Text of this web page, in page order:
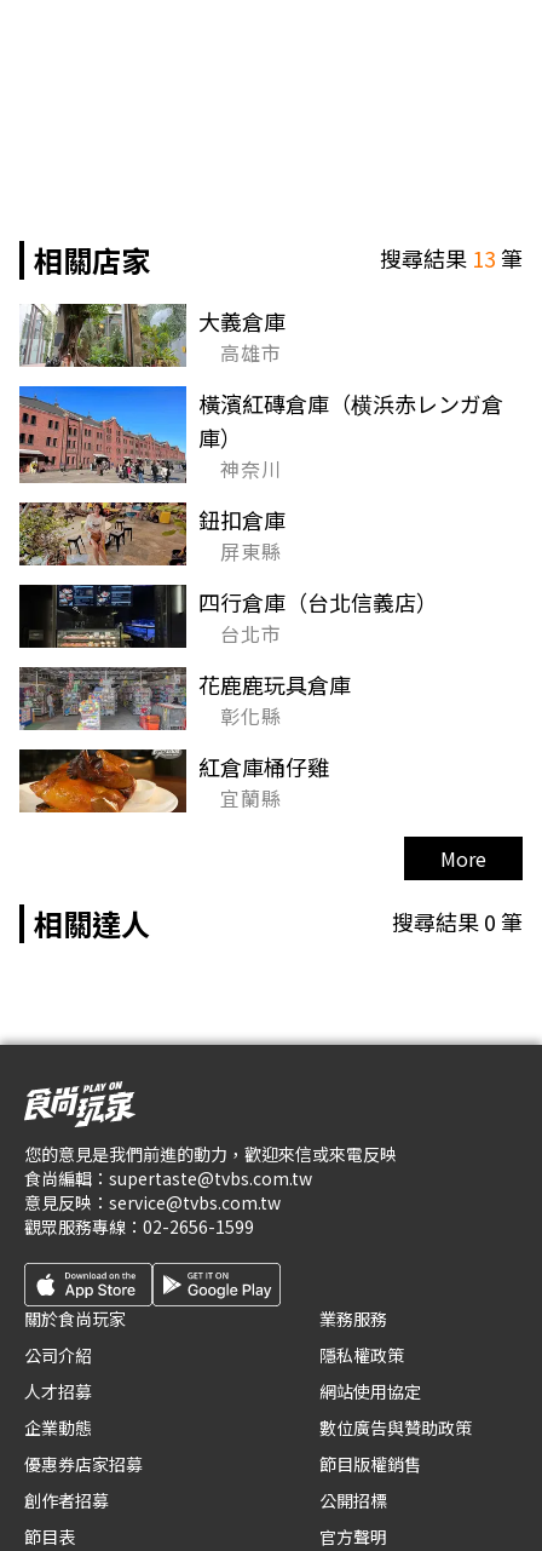
相關店家 搜尋結果 13筆
大義倉庫
高雄市
橫濱紅磚倉庫（横浜赤レンガ倉
庫）
神奈川
鈕扣倉庫
屏東縣
四行倉庫（台北信義店）
台北市
花鹿鹿玩具倉庫
彰化縣
紅倉庫桶仔雞
宜蘭縣
More
相關達人 搜尋結果0筆
您的意見是我們前進的動力，歡迎來信或來電反映
食尚編輯： supertaste@tvbs.com.tw
意見反映： service@tvbs.com.tw
觀眾服務專線： 02-2656-1599
關於食尚玩家
公司介紹
人才招募
企業動態
優惠券店家招募
創作者招募
節目表
業務服務
隱私權政策
網站使用協定
數位廣告與贊助政策
節目版權銷售
公開招標
官方聲明